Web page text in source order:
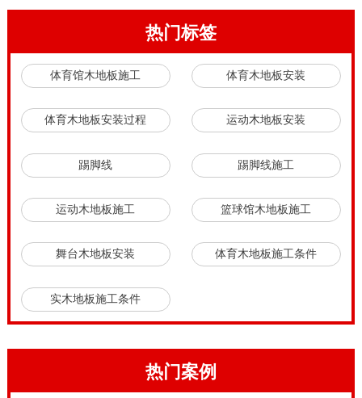
在运动木地板铺装的过程中，要使用专业的L型或U型
钉，确保钉装时不会破坏地板。地板铺装完成后，接下
来的就是踢脚线了。在墙体下*贴近墙的地板上，用冲
击钻打一排孔并且敲入木钉，然后把踢脚线装上后用钉
子固定在上面。我国运动木地板产业起步较晚，开始的
时候基本上没质量标准。经过几十年的发展进步，我国
国政府相关部门，也不断完善法制法规，有了《中华人
地板企业规范生产经营行为，提升体育木地板产品专业
质量，体育场馆和剧院舞台铺装服务水平，提供了法制
保障。高端篮球木地板怎么画线。
会对市场销售有影响，产品质量得不到保障，安装技术
得不到更新，那给企业一旦带来损失就会是惨痛的，在
热门标签
体育馆木地板施工 体育木地板安装
体育木地板安装过程 运动木地板安装
踢脚线 踢脚线施工
运动木地板施工 篮球馆木地板施工
舞台木地板安装 体育木地板施工条件
实木地板施工条件
热门案例